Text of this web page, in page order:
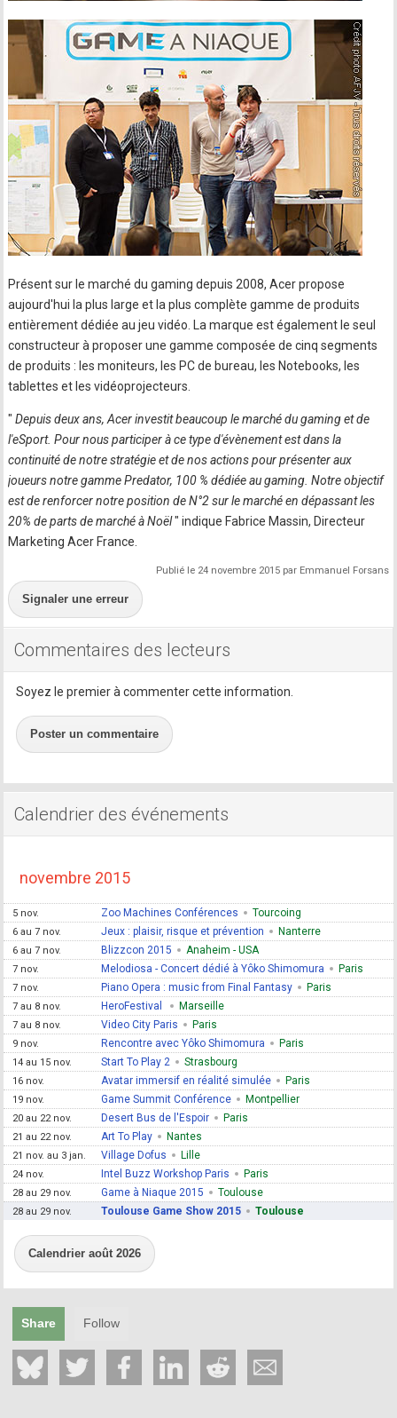
Présent sur le marché du gaming depuis 2008, Acer propose
aujourd'hui la plus large et la plus complète gamme de produits
entièrement dédiée au jeu vidéo. La marque est également le seul
constructeur à proposer une gamme composée de cinq segments
de produits : les moniteurs, les PC de bureau, les Notebooks, les
tablettes et les vidéoprojecteurs.
" Depuis deux ans, Acer investit beaucoup le marché du gaming et de
l'eSport. Pour nous participer à ce type d'évènement est dans la
continuité de notre stratégie et de nos actions pour présenter aux
joueurs notre gamme Predator, 100 % dédiée au gaming. Notre objectif
est de renforcer notre position de N°2 sur le marché en dépassant les
20% de parts de marché à Noël" indique Fabrice Massin, Directeur
Marketing Acer France.
Publié le 24 novembre 2015 par Emmanuel Forsans
Signaler une erreur
Commentaires des lecteurs
Soyez le premier à commenter cette information.
Poster un commentaire
Calendrier des événements
novembre 2015
5 nov. Zoo Machines Conférences Tourcoing
6 au 7 nov. Jeux : plaisir, risque et prévention Nanterre
6 au 7 nov. Blizzcon 2015 Anaheim - USA
7 nov. Melodiosa - Concert dédié à Yôko Shimomura Paris
7 nov. Piano Opera : music from Final Fantasy Paris
7 au 8 nov. HeroFestival Marseille
7 au 8 nov. Video City Paris Paris
9 nov. Rencontre avec Yôko Shimomura Paris
14 au 15 nov. Start To Play 2 Strasbourg
16 nov. Avatar immersif en réalité simulée Paris
19 nov. Game Summit Conférence Montpellier
20 au 22 nov. Desert Bus de l'Espoir Paris
21 au 22 nov. Art To Play Nantes
21 nov. au 3 jan. Village Dofus Lille
24 nov. Intel Buzz Workshop Paris Paris
28 au 29 nov. Game à Niaque 2015 Toulouse
28 au 29 nov. Toulouse Game Show 2015 Toulouse
Calendrier août 2026
Share Follow